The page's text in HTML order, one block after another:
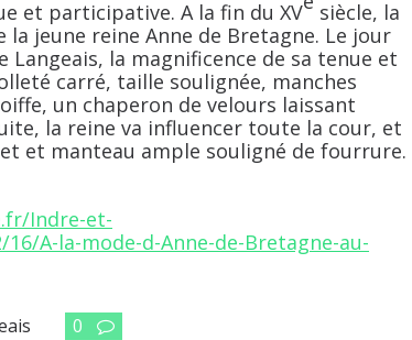
et participative. A la fin du XV
siècle, la
jeune reine Anne de Bretagne. Le jour
Langeais, la magnificence de sa tenue et
carré, taille soulignée, manches
un chaperon de velours laissant
la reine va influencer toute la cour, et
et manteau ample souligné de fourrure.
Indre-et-
A-la-mode-d-Anne-de-Bretagne-au-
0